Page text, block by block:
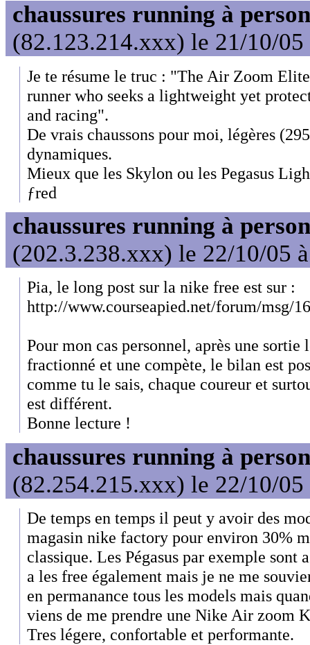
chaussures running à
(82.123.214.xxx) le 21/10/05
Je te résume le truc : "The Air Zoom
runner who seeks a lightweight yet
and racing".
De vrais chaussons pour moi, légères
dynamiques.
Mieux que les Skylon ou les Pegasus
ƒred
chaussures running à
(202.3.238.xxx) le 22/10/05
Pia, le long post sur la nike free est sur :
http://www.courseapied.net/forum/msg/
Pour mon cas personnel, après une sortie
fractionné et une compète, le bilan est
comme tu le sais, chaque coureur et
est différent.
Bonne lecture !
chaussures running à
(82.254.215.xxx) le 22/10/05
De temps en temps il peut y avoir des
magasin nike factory pour environ 30%
classique. Les Pégasus par exemple sont
a les free également mais je ne me
en permanance tous les models mais
viens de me prendre une Nike Air zoom
Tres légere, confortable et performante.